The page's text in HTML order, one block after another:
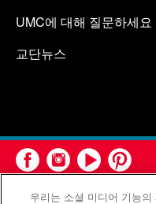
UMC에 대해 질문하세요
교단뉴스
우리는 소셜 미디어 기능